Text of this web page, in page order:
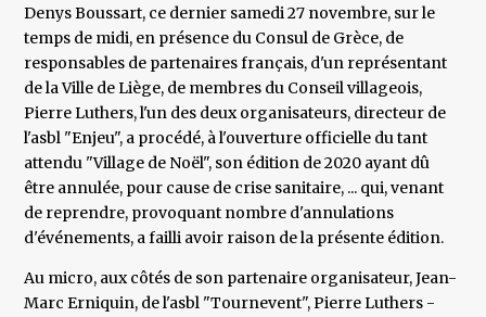
Denys Boussart, ce dernier samedi 27 novembre, sur le
temps de midi, en présence du Consul de Grèce, de
responsables de partenaires français, d'un représentant
de la Ville de Liège, de membres du Conseil villageois,
Pierre Luthers, l'un des deux organisateurs, directeur de
l'asbl "Enjeu", a procédé, à l'ouverture officielle du tant
attendu "Village de Noël", son édition de 2020 ayant dû
être annulée, pour cause de crise sanitaire, ... qui, venant
de reprendre, provoquant nombre d'annulations
d'événements, a failli avoir raison de la présente édition.
Au micro, aux côtés de son partenaire organisateur, Jean-
Marc Erniquin, de l'asbl "Tournevent", Pierre Luthers -